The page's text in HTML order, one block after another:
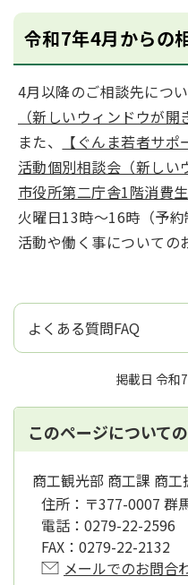
令和7年4月からの
4月以降のご相談先につい
（新しいウィンドウが開
また、
【ぐんま若者サ
活動個別相談会（新しい
市役所第二庁舎1階消費
火曜日13時～16時（予
活動や働く事についての
よくある質問FAQ
掲載日 令和
このページについて
商工観光部 商工課 商工
住所： 〒377-0007 群
電話： 0279-22-2596
FAX： 0279-22-2132
メールでのお問合